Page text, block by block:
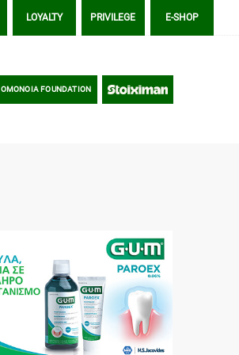
LOYALTY PRIVILEGE E-SHOP
OMONOIA FOUNDATION STOIXIMAN